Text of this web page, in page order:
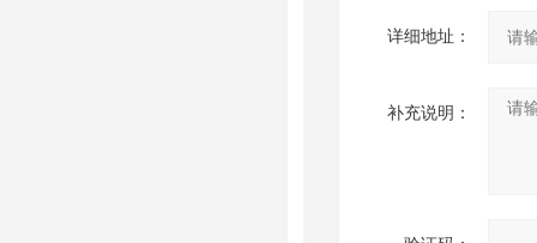
详细地址：
补充说明：